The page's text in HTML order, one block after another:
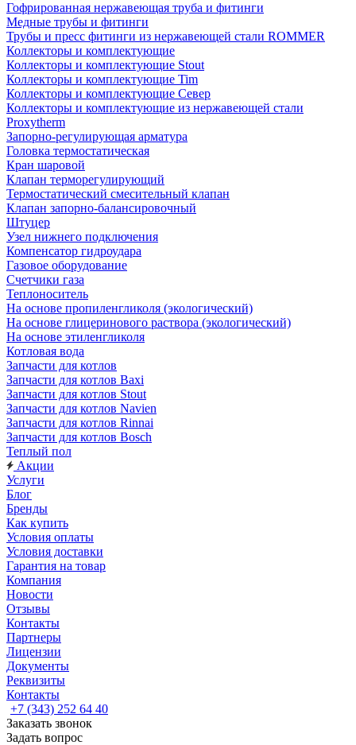
Гофрированная нержавеющая труба и фитинги
Медные трубы и фитинги
Трубы и пресс фитинги из нержавеющей стали ROMMER
Коллекторы и комплектующие
Коллекторы и комплектующие Stout
Коллекторы и комплектующие Tim
Коллекторы и комплектующие Север
Коллекторы и комплектующие из нержавеющей стали
Proxytherm
Запорно-регулирующая арматура
Головка термостатическая
Кран шаровой
Клапан терморегулирующий
Термостатический смесительный клапан
Клапан запорно-балансировочный
Штуцер
Узел нижнего подключения
Компенсатор гидроудара
Газовое оборудование
Счетчики газа
Теплоноситель
На основе пропиленгликоля (экологический)
На основе глицеринового раствора (экологический)
На основе этиленгликоля
Котловая вода
Запчасти для котлов
Запчасти для котлов Baxi
Запчасти для котлов Stout
Запчасти для котлов Navien
Запчасти для котлов Rinnai
Запчасти для котлов Bosch
Теплый пол
Акции
Услуги
Блог
Бренды
Как купить
Условия оплаты
Условия доставки
Гарантия на товар
Компания
Новости
Отзывы
Контакты
Партнеры
Лицензии
Документы
Реквизиты
Контакты
+7 (343) 252 64 40
Заказать звонок
Задать вопрос